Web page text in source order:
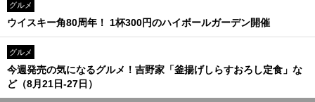
グルメ
ウイスキー角80周年！ 1杯300円のハイボールガーデン開催
グルメ
今週発売の気になるグルメ！吉野家「釜揚げしらすおろし定食」な
ど（8月21日-27日）